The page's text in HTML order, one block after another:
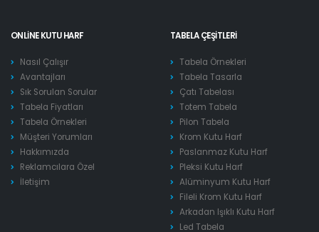
ONLINE KUTU HARF
Nasıl Çalışır
Avantajları
Sık Sorulan Sorular
Tabela Fiyatları
Tabela Örnekleri
Müşteri Yorumları
Hakkımızda
Reklamcılara Özel
İletişim
TABELA ÇEŞITLERI
Tabela Örnekleri
Tabela Tasarla
Çatı Tabelası
Totem Tabela
Pilon Tabela
Krom Kutu Harf
Paslanmaz Kutu Harf
Pleksi Kutu Harf
Alüminyum Kutu Harf
Fileli Krom Kutu Harf
Arkadan Işıklı Kutu Harf
Led Tabela